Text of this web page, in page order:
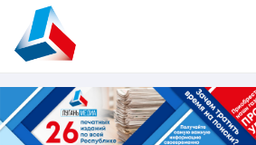
content